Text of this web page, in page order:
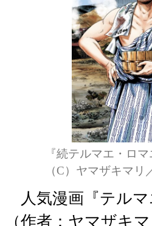
『続テルマエ・ロ
（C）ヤマザキマリ
人気漫画『テルマ
（作者：ヤマザキ